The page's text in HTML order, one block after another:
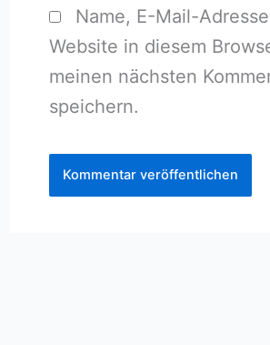
Name, E-Mail-
Website in diesem
meinen nächsten
speichern.